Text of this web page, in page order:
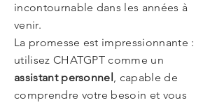
incontournable dans les années à
venir.
La promesse est impressionnante :
utilisez CHATGPT comme un
assistant personnel, capable de
comprendre votre besoin et vous